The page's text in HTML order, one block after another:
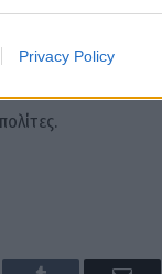
Privacy Policy
σε